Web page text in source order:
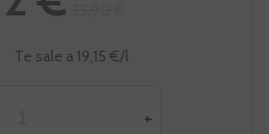
Te sale a 19,15 €/l
+